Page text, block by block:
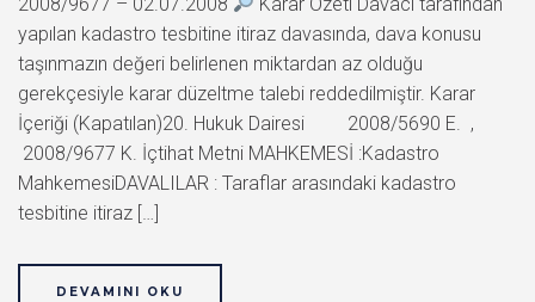
yapılan kadastro tesbitine itiraz davasında, dava konusu
taşınmazın değeri belirlenen miktardan az olduğu
gerekçesiyle karar düzeltme talebi reddedilmiştir. Karar
İçeriği (Kapatılan)20. Hukuk Dairesi 2008/5690 E. ,
2008/9677 K. İçtihat Metni MAHKEMESİ :Kadastro
MahkemesiDAVALILAR : Taraflar arasındaki kadastro
tesbitine itiraz […]
DEVAMINI OKU